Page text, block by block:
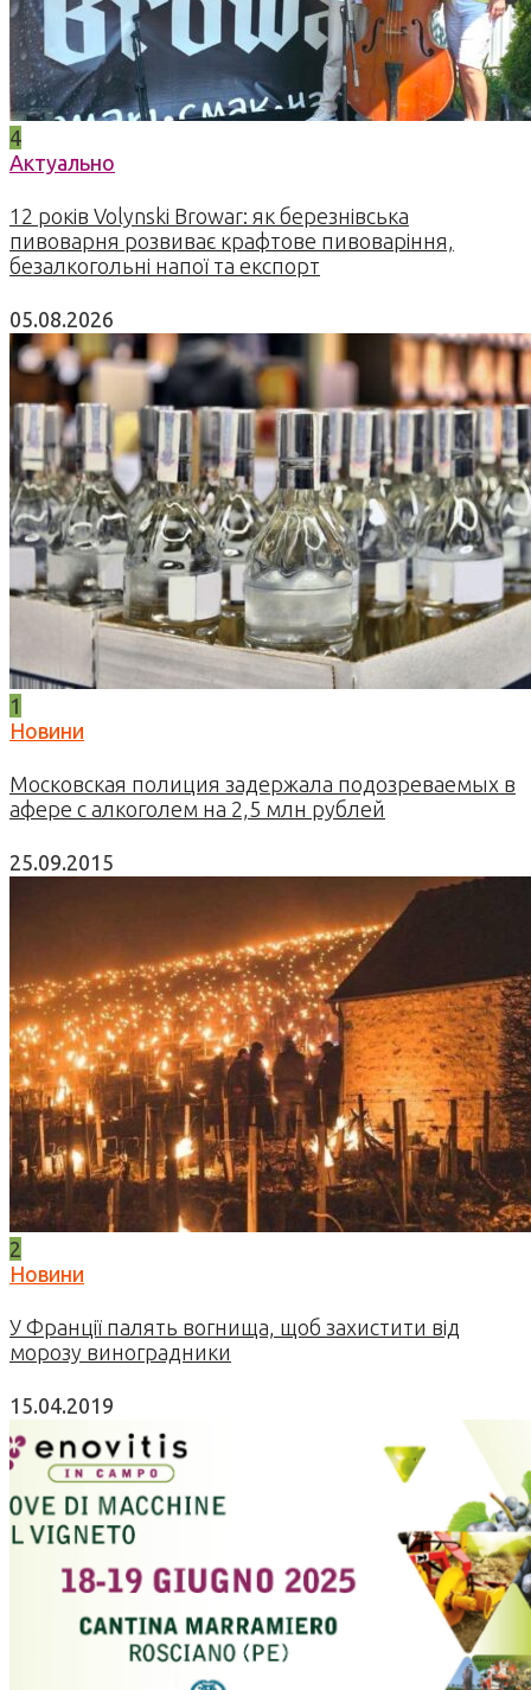
4
Актуально
12 років Volynski Browar: як березнівська
пивоварня розвиває крафтове пивоваріння,
безалкогольні напої та експорт
05.08.2026
1
Новини
Московская полиция задержала подозреваемых в
афере с алкоголем на 2,5 млн рублей
25.09.2015
2
Новини
У Франції палять вогнища, щоб захистити від
морозу виноградники
15.04.2019